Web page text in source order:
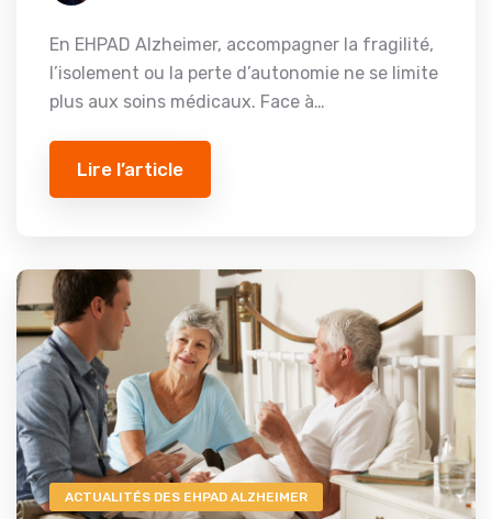
En EHPAD Alzheimer, accompagner la fragilité,
l’isolement ou la perte d’autonomie ne se limite
plus aux soins médicaux. Face à…
Lire l’article
ACTUALITÉS DES EHPAD ALZHEIMER